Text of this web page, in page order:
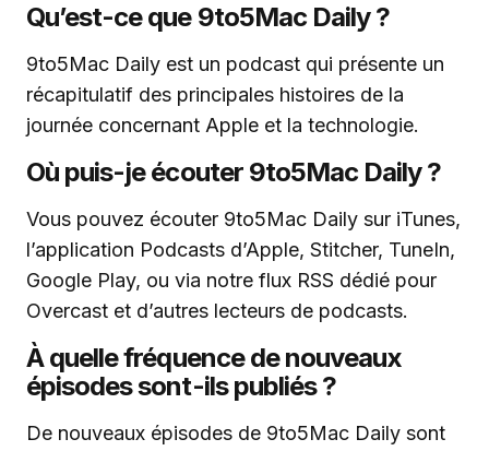
Qu’est-ce que 9to5Mac Daily ?
9to5Mac Daily est un podcast qui présente un
récapitulatif des principales histoires de la
journée concernant Apple et la technologie.
Où puis-je écouter 9to5Mac Daily ?
Vous pouvez écouter 9to5Mac Daily sur iTunes,
l’application Podcasts d’Apple, Stitcher, TuneIn,
Google Play, ou via notre flux RSS dédié pour
Overcast et d’autres lecteurs de podcasts.
À quelle fréquence de nouveaux
épisodes sont-ils publiés ?
De nouveaux épisodes de 9to5Mac Daily sont